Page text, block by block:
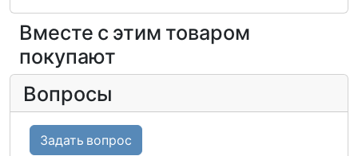
Вместе с этим товаром
покупают
Вопросы
Задать вопрос